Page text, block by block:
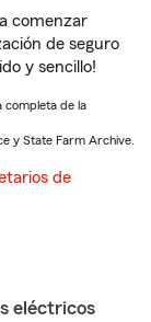
comenzar
de seguro
y sencillo!
completa de la
y State Farm Archive.
de
eléctricos